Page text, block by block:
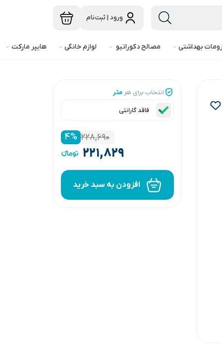
ورود | ثبت‌نام
بهداشتی مصالح دکوراتیو لوازم خانگی هایپر مارکت
انتخاب برای هر متر
فاقد گارانتی
۴% ۲۲۸,۶۹۰
۲۲۱,۸۲۹
افزودن به سبد خرید